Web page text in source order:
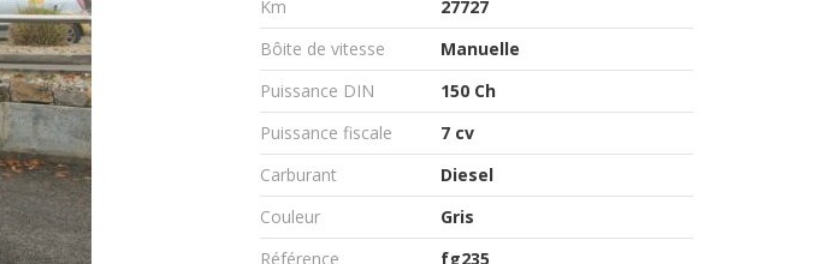
Km
27727
Bôite de vitesse
Manuelle
Puissance DIN
150 Ch
Puissance fiscale
7 cv
Carburant
Diesel
Couleur
Gris
Référence
fg235